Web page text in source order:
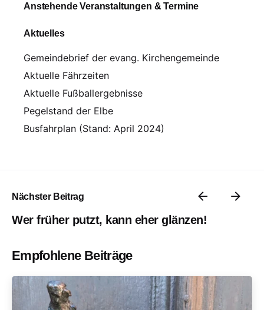
Anstehende Veranstaltungen & Termine
Aktuelles
Gemeindebrief der evang. Kirchengemeinde
Aktuelle Fährzeiten
Aktuelle Fußballergebnisse
Pegelstand der Elbe
Busfahrplan (Stand: April 2024)
Nächster Beitrag
Wer früher putzt, kann eher glänzen!
Empfohlene Beiträge